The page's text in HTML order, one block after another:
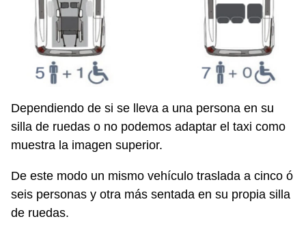
Dependiendo de si se lleva a una persona en su
silla de ruedas o no podemos adaptar el taxi como
muestra la imagen superior.
De este modo un mismo vehículo traslada a cinco ó
seis personas y otra más sentada en su propia silla
de ruedas.